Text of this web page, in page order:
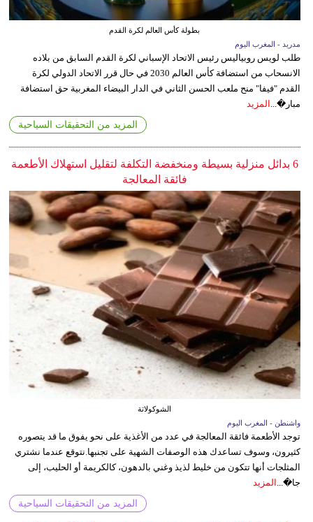
بطولة كأس العالم لكرة القدم
مدريد - المغرب اليوم
طلب لويس روبياليس رئيس الاتحاد الإسباني لكرة القدم السابق من بلاده
الانسحاب من استضافة كأس العالم 2030 في حال قرر الاتحاد الدولي لكرة
القدم "فيفا" منح ملعب الحسن الثاني في الدار البيضاء المغربية حق استضافة
مبار�... المزيد
المزيد من التحقيقات السياحية
6 بدائل منزلية بسيطة ومنخفضة التكلفة لتقليل استهلاك الأطعمة
فائقة المعالجة
الشوكولاتة
واشنطن - المغرب اليوم
توجد الأطعمة فائقة المعالجة في عدد من الأغذية على نحو يفوق ما قد يتصوره
كثيرون، وسوف تساعدك هذه الوصفات الشهية على تجنبها.نتوقع عندما نشتري
المثلجات أنها تتكون من خليط لذيذ وغني بالدهون، كالكريمة أو الحليب، إلى
جا�... المزيد
المزيد من التحقيقات السياحية